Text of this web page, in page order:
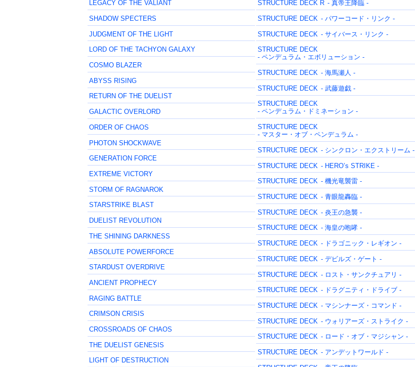
LEGACY OF THE VALIANT
SHADOW SPECTERS
JUDGMENT OF THE LIGHT
LORD OF THE TACHYON GALAXY
COSMO BLAZER
ABYSS RISING
RETURN OF THE DUELIST
GALACTIC OVERLORD
ORDER OF CHAOS
PHOTON SHOCKWAVE
GENERATION FORCE
EXTREME VICTORY
STORM OF RAGNAROK
STARSTRIKE BLAST
DUELIST REVOLUTION
THE SHINING DARKNESS
ABSOLUTE POWERFORCE
STARDUST OVERDRIVE
ANCIENT PROPHECY
RAGING BATTLE
CRIMSON CRISIS
CROSSROADS OF CHAOS
THE DUELIST GENESIS
LIGHT OF DESTRUCTION
STRUCTURE DECK R - 真帝王降臨 -
STRUCTURE DECK - パワーコード・リンク -
STRUCTURE DECK - サイバース・リンク -
STRUCTURE DECK
- ペンデュラム・エボリューション -
STRUCTURE DECK - 海馬瀬人 -
STRUCTURE DECK - 武藤遊戯 -
STRUCTURE DECK
- ペンデュラム・ドミネーション -
STRUCTURE DECK
- マスター・オブ・ペンデュラム -
STRUCTURE DECK - シンクロン・エクストリーム -
STRUCTURE DECK - HERO’s STRIKE -
STRUCTURE DECK - 機光竜襲雷 -
STRUCTURE DECK - 青眼龍轟臨 -
STRUCTURE DECK - 炎王の急襲 -
STRUCTURE DECK - 海皇の咆哮 -
STRUCTURE DECK - ドラゴニック・レギオン -
STRUCTURE DECK - デビルズ・ゲート -
STRUCTURE DECK - ロスト・サンクチュアリ -
STRUCTURE DECK - ドラグニティ・ドライブ -
STRUCTURE DECK - マシンナーズ・コマンド -
STRUCTURE DECK - ウォリアーズ・ストライク -
STRUCTURE DECK - ロード・オブ・マジシャン -
STRUCTURE DECK - アンデットワールド -